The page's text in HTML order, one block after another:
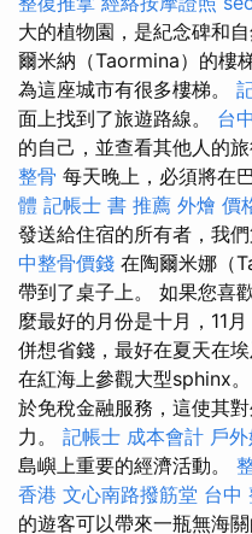
大的植物園，是紀念碑和
爾米納（Taormina）的樓
為這座城市有很多樓梯。
面上找到了旅遊路線。 台
的自己，並查看其他人的
整骨 每天晚上，必須將在
體 記帳士 書 推薦 外燴 價
發送給住宿的所有者，我
中整骨價錢 在陶爾米娜（
帶到了桌子上。 如果您喜
麼最好的月份是十月，11
併想省錢，最好在夏天在
在紅海上參觀大型sphinx
於免稅金融服務，這使其
力。 記帳士 成本會計 戶
島嶼上重要的經濟活動。
香港 文心南路撥筋堂 台中
的遊客可以帶來一瓶無海